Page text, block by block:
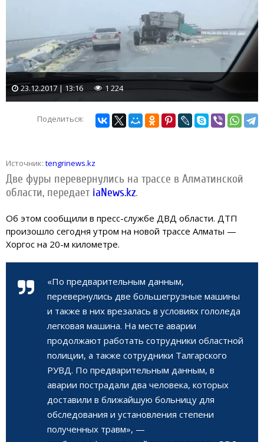
23.12.2017 | 13:16 1 224
Поделиться:
Источник: tengrinews.kz
Две фуры перевернулись на трассе в Алматинской
области, передает iaNews.kz.
Об этом сообщили в пресс-службе ДВД области. ДТП
произошло сегодня утром на новой трассе Алматы —
Хоргос на 20-м километре.
«По предварительным данным,
перевернулись две большегрузные машины
и также в них врезалась в условиях гололеда
легковая машина. На месте аварии
продолжают работать сотрудники областной
полиции, а также сотрудники Талгарского
РУВД. По предварительным данным, в
аварии пострадали два человека, которых
доставили в ближайшую больницу для
обследования и установления степени
полученных травм», —